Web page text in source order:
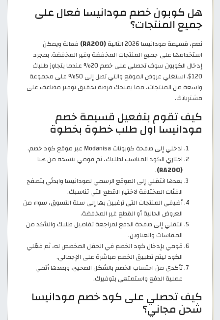
هل كوبون خصم مودانيسا فعال على
جميع المنتجات؟
نعم، قسيمة مودانيسا 2026 التالية (RA200)
فعالة ويمكن
استخدامها على جميع المنتجات المخفضة وغير المخفضة. بمجرد
إدخال الكوبون سوف تحصلي على خصم 20% عندما يتجاوز طلبك
120$. استغلي عروض الموقع والتي تصل إلى 50% على مجموعة
واسعة من المنتجات، مما يمنحك فرصة تحقيق توفير مضاعف على
مشترياتك.
كيف تقوم بتفعيل قسيمة خصم
مودانيسا اول طلب خطوة بخطوة
ادخلي إلى صفحة كوبونات Modanisa عبر موقع كود خصم.
اختاري الكود المناسب لطلبك، ثم قومي بنسخه من هنا
(RA200)
.
بعدها انتقلي إلى الموقع الرسمي لمودانيسا وابدئي بتصفح
الفئات المختلفة لاختيار القطع التي تناسبك.
أضيفي المنتجات التي ترغبين بها إلى سلة التسوق، سواء من
العروض الحالية أو القطع غير المخفضة.
انتقلي إلى صفحة الدفع لمراجعة تفاصيل طلبك والتأكد من
المقاسات والعناوين.
قومي بإدخال كود الخصم في الحقل المخصص له، ثم فعّلي
الكود ليتم تطبيق الخصم مباشرة على الإجمالي.
تأكدي من احتساب الخصم بالشكل الصحيح، وبعدها أتمي
عملية الدفع واستمتعي بتوفيرك.
كيف تحصلي على كود خصم مودانيسا
شحن مجاني؟